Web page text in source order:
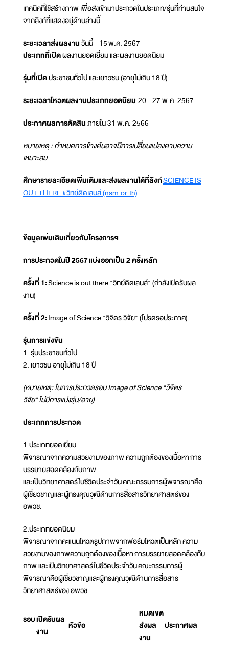
เทคนิคที่ใช้สร้างภาพ เพื่อส่งเข้ามาประกวดในประเภท/รุ่นที่ท่านสนใจ
จากลิงก์ที่แสดงอยู่ด้านล่างนี้
ระยะเวลาส่งผลงานวันนี้ - 15 พ.ค. 2567
ประเภทที่เปิดผลงานยอดเยี่ยม และผลงานยอดนิยม
รุ่นที่เปิดประชาชนทั่วไป และเยาวชน (อายุไม่เกิน 18 ปี)
ระยะเวลาโหวตผลงานประเภทยอดนิยม 20 - 27 พ.ค. 2567
ประกาศผลการตัดสินภายใน 31 พ.ค. 2566
หมายเหตุ : กำหนดการข้างต้นอาจมีการเปลี่ยนแปลงตามความ
เหมาะสม
ศึกษารายละเอียดเพิ่มเติมและส่งผลงานได้ที่ลิงก์SCIENCE IS
OUT THERE #วิทย์ติดเลนส์ (nsm.or.th)
ข้อมูลเพิ่มเติมเกี่ยวกับโครงการฯ
การประกวดในปี 2567 แบ่งออกเป็น 2 ครั้งหลัก
ครั้งที่ 1:Science is out there "วิทย์ติดเลนส์" (กำลังเปิดรับผล
งาน)
ครั้งที่ 2:Image of Science "วิจิตร วิจัย" (โปรดรอประกาศ)
รุ่นการแข่งขัน
1. รุ่นประชาชนทั่วไป
2. เยาวชน อายุไม่เกิน 18 ปี
(หมายเหตุ: ในการประกวดรอบ Image of Science "วิจิตร
วิจัย"ไม่มีการแบ่งรุ่น/อายุ)
ประเภทการประกวด
1.ประเภทยอดเยี่ยม
พิจารณาจากความสวยงามของภาพ ความถูกต้องของเนื้อหา การ
บรรยายสอดคล้องกับภาพ
และเป็นวิทยาศาสตร์ในชีวิตประจำวัน คณะกรรมการผู้พิจารณาคือ
ผู้เชี่ยวชาญและผู้ทรงคุณวุฒิด้านการสื่อสารวิทยาศาสตร์ของ
อพวช.
2.ประเภทยอดนิยม
พิจารณาจากคะแนนโหวตรูปภาพจากฟอร์มโหวตเป็นหลัก ความ
สวยงามของภาพความถูกต้องของเนื้อหา การบรรยายสอดคล้องกับ
ภาพ และเป็นวิทยาศาสตร์ในชีวิตประจำวัน คณะกรรมการผู้
พิจารณาคือผู้เชี่ยวชาญและผู้ทรงคุณวุฒิด้านการสื่อสาร
วิทยาศาสตร์ของ อพวช.
รอบเปิดรับผล
งาน
หัวข้อ
หมดเขต
ส่งผล
งาน
ประกาศผล